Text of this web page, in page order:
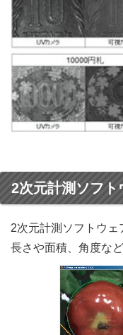
2次元計測ソフト
2次元計測ソフトウ
長さや面積、角度な